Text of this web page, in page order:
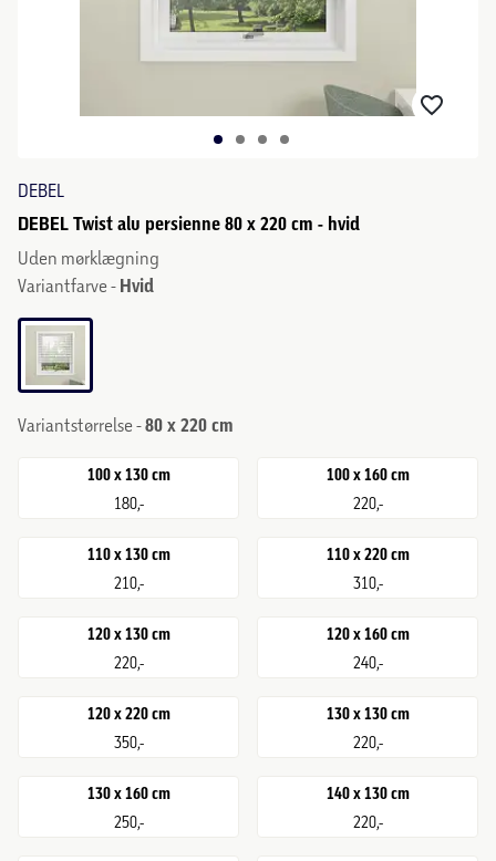
DEBEL
DEBEL Twist alu persienne 80 x 220 cm - hvid
Uden mørklægning
Variantfarve - Hvid
Variantstørrelse -80 x 220 cm
100 x 130 cm
180,-
100 x 160 cm
220,-
110 x 130 cm
210,-
110 x 220 cm
310,-
120 x 130 cm
220,-
120 x 160 cm
240,-
120 x 220 cm
350,-
130 x 130 cm
220,-
130 x 160 cm
250,-
140 x 130 cm
220,-